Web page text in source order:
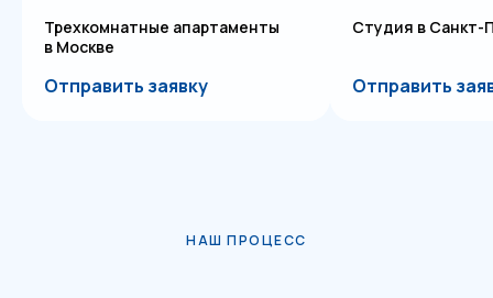
Студия в Санкт-Петербурге
Отправить заявку
Двухкомнатная
Отправить
НАШ ПРОЦЕСС